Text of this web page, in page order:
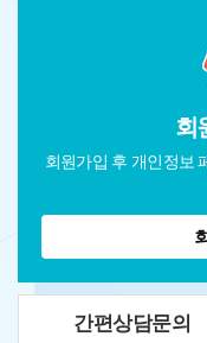
회
회원가입 후 개인정보
간편상담문의